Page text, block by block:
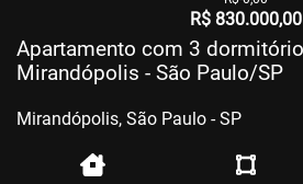
R$ 830.000,00
Apartamento com 3
Mirandópolis - São Paulo/SP
Mirandópolis, São Paulo - SP